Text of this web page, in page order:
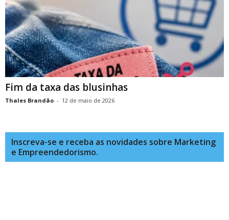
Fim da taxa das blusinhas
Thales Brandão - 12 de maio de 2026
Inscreva-se e receba as novidades sobre Marketing
e Empreendedorismo.